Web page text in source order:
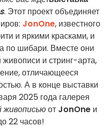
. Этот проект объединяет
JonOne, известного
и яркими красками, и
по шибари. Вместе они
живописи и стринг-арта,
отличающееся
А в конце выставки
2025 года галерея
живописьюот JonOne и
22 часов!